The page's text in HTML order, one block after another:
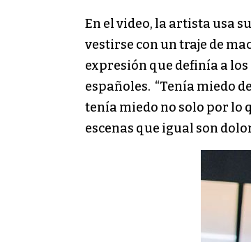
En el video, la artista usa
vestirse con un traje de
expresión que definía a
españoles. “Tenía miedo
tenía miedo no solo por lo
escenas que igual son